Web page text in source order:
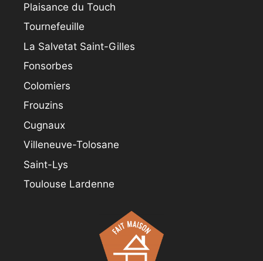
Plaisance du Touch
Tournefeuille
La Salvetat Saint-Gilles
Fonsorbes
Colomiers
Frouzins
Cugnaux
Villeneuve-Tolosane
Saint-Lys
Toulouse Lardenne